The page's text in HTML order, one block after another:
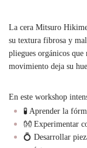
La cera Mitsuro
su textura fibrosa y
pliegues orgánicos que
movimiento deja su
En este workshop
🧪 Aprender la
👐 Experimentar
💍 Desarrollar